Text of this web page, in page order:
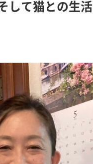
して猫との生活